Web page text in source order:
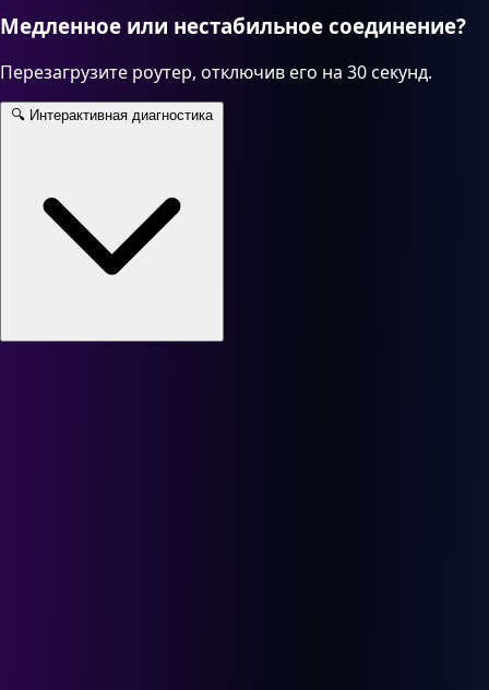
Медленное или нестабильное соединение?
Перезагрузите роутер, отключив его на 30 секунд.
🔍 Интерактивная диагностика